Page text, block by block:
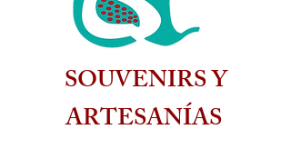
SOUVENIRS Y
ARTESANÍAS